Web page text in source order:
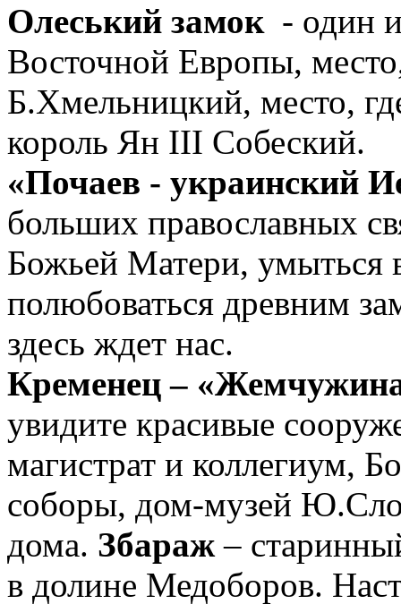
Олеський замок - один
Восточной Европы,
Б.Хмельницкий, место,
король Ян III Собеский.
«Почаев - украинский
больших православных
Божьей Матери, умыться
полюбоваться древним
здесь ждет нас.
Кременец –
увидите красивые
магистрат и коллегиум,
соборы, дом-музей
дома. Збараж –
в долине Медоборов.